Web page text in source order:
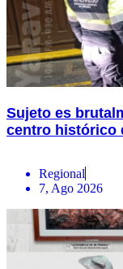
Sujeto es
centro histórico
Regional
7, Ago 2026